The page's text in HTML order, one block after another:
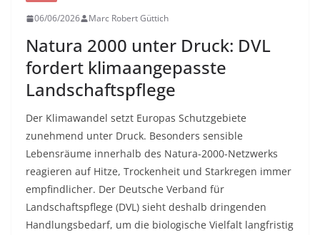
06/06/2026 Marc Robert Güttich
Natura 2000 unter Druck: DVL
fordert klimaangepasste
Landschaftspflege
Der Klimawandel setzt Europas Schutzgebiete
zunehmend unter Druck. Besonders sensible
Lebensräume innerhalb des Natura-2000-Netzwerks
reagieren auf Hitze, Trockenheit und Starkregen immer
empfindlicher. Der Deutsche Verband für
Landschaftspflege (DVL) sieht deshalb dringenden
Handlungsbedarf, um die biologische Vielfalt langfristig